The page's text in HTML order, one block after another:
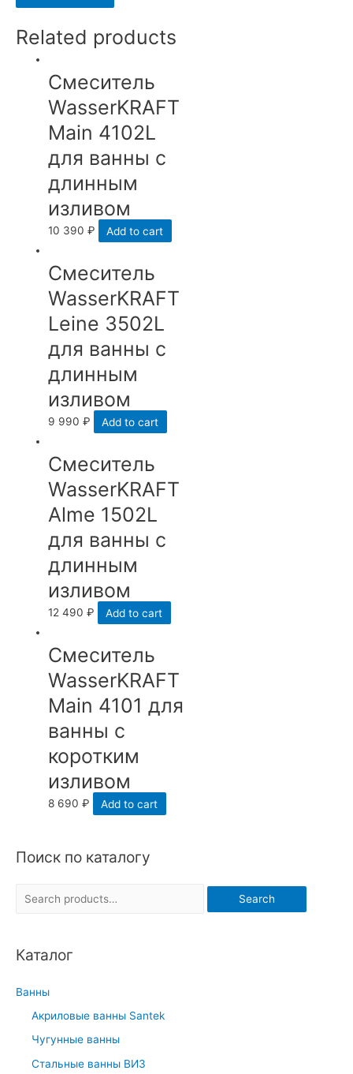
Поиск по каталогу
r
h
Search
Каталог
Ванны
Акриловые ванны Santek
Чугунные ванны
Стальные ванны ВИЗ
Related products
Смеситель
WasserKRAFT
Main 4102L
для ванны с
длинным
изливом
10 390₽ Add to cart
Смеситель
WasserKRAFT
Leine 3502L
для ванны с
длинным
изливом
9 990₽ Add to cart
Смеситель
WasserKRAFT
Alme 1502L
для ванны с
длинным
изливом
12 490₽ Add to cart
Смеситель
WasserKRAFT
Main 4101 для
ванны с
коротким
изливом
8 690₽ Add to cart